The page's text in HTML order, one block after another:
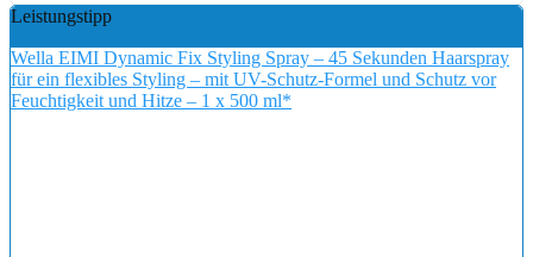
Leistungstipp
Wella EIMI Dynamic Fix Styling Spray – 45 Sekunden Haarspray
für ein flexibles Styling – mit UV-Schutz-Formel und Schutz vor
Feuchtigkeit und Hitze – 1 x 500 ml*